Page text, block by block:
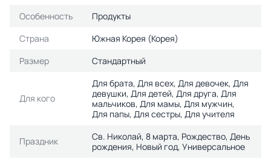
Особенность
Продукты
Страна
Южная Корея (Корея)
Размер
Стандартный
Для кого
Для брата, Для всех, Для девочек, Для
девушки, Для детей, Для друга, Для
мальчиков, Для мамы, Для мужчин,
Для папы, Для сестры, Для учителя
Праздник
Св. Николай, 8 марта, Рождество, День
рождения, Новый год, Универсальное